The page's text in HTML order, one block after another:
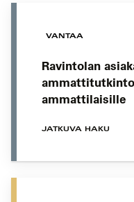
VANTAA
Ravintolan
ammattilaisille
JATKUVA HAKU